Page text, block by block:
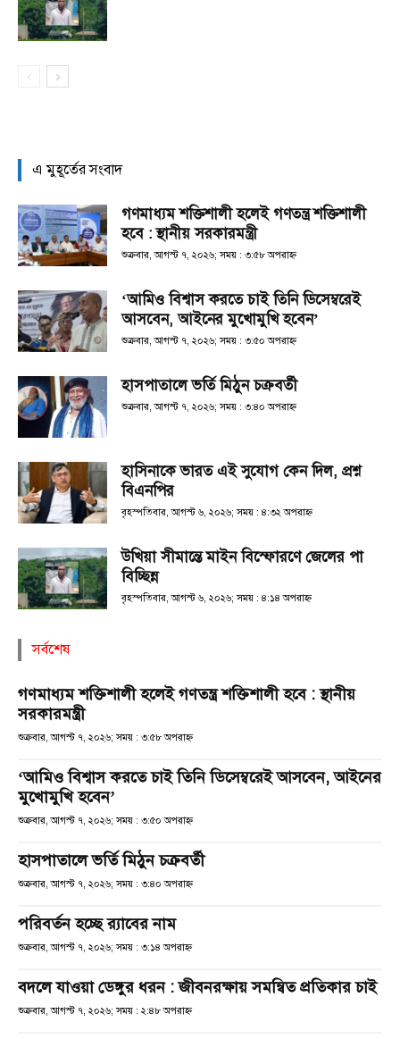
এ মুহূর্তের সংবাদ
গণমাধ্যম শক্তিশালী হলেই গণতন্ত্র শক্তিশালী
হবে : স্থানীয় সরকারমন্ত্রী
শুক্রবার, আগস্ট ৭, ২০২৬; সময় : ৩:৫৮ অপরাহ্ণ
‘আমিও বিশ্বাস করতে চাই তিনি ডিসেম্বরেই
আসবেন, আইনের মুখোমুখি হবেন’
শুক্রবার, আগস্ট ৭, ২০২৬; সময় : ৩:৫০ অপরাহ্ণ
হাসপাতালে ভর্তি মিঠুন চক্রবর্তী
শুক্রবার, আগস্ট ৭, ২০২৬; সময় : ৩:৪০ অপরাহ্ণ
হাসিনাকে ভারত এই সুযোগ কেন দিল, প্রশ্ন
বিএনপির
বৃহস্পতিবার, আগস্ট ৬, ২০২৬; সময় : ৪:৩২ অপরাহ্ণ
উখিয়া সীমান্তে মাইন বিস্ফোরণে জেলের পা
বিচ্ছিন্ন
বৃহস্পতিবার, আগস্ট ৬, ২০২৬; সময় : ৪:১৪ অপরাহ্ণ
সর্বশেষ
গণমাধ্যম শক্তিশালী হলেই গণতন্ত্র শক্তিশালী হবে : স্থানীয়
সরকারমন্ত্রী
শুক্রবার, আগস্ট ৭, ২০২৬; সময় : ৩:৫৮ অপরাহ্ণ
‘আমিও বিশ্বাস করতে চাই তিনি ডিসেম্বরেই আসবেন, আইনের
মুখোমুখি হবেন’
শুক্রবার, আগস্ট ৭, ২০২৬; সময় : ৩:৫০ অপরাহ্ণ
হাসপাতালে ভর্তি মিঠুন চক্রবর্তী
শুক্রবার, আগস্ট ৭, ২০২৬; সময় : ৩:৪০ অপরাহ্ণ
পরিবর্তন হচ্ছে র‌্যাবের নাম
শুক্রবার, আগস্ট ৭, ২০২৬; সময় : ৩:১৪ অপরাহ্ণ
বদলে যাওয়া ডেঙ্গুর ধরন : জীবনরক্ষায় সমন্বিত প্রতিকার চাই
শুক্রবার, আগস্ট ৭, ২০২৬; সময় : ২:৪৮ অপরাহ্ণ